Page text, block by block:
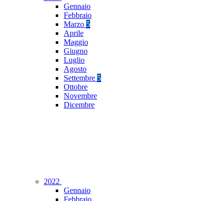
Gennaio
Febbraio
Marzo 5
Aprile
Maggio
Giugno
Luglio
Agosto
Settembre 5
Ottobre
Novembre
Dicembre
2022
Gennaio